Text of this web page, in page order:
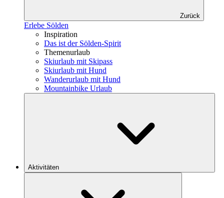
Zurück
Erlebe Sölden
Inspiration
Das ist der Sölden-Spirit
Themenurlaub
Skiurlaub mit Skipass
Skiurlaub mit Hund
Wanderurlaub mit Hund
Mountainbike Urlaub
Aktivitäten